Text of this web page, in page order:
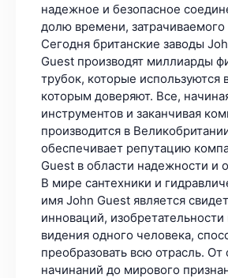
надежное и безопасное
долю времени,
Сегодня британские заводы
Guest производят миллиарды
трубок, которые используются
которым доверяют. Все,
инструментов и заканчивая
производится в
обеспечивает репутацию
Guest в области надежности и
В мире сантехники и
имя John Guest является
инноваций,
видения одного человека,
преобразовать всю отрасль.
начинаний до мирового